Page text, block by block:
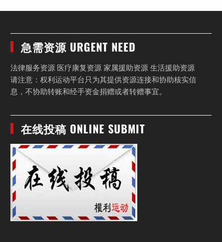
急需资源 URGENT NEED
法律服务资源 医疗康复资源 家属援助资源 生活援助资源
请注意：权利运动平台只为其提供资源连接和协助核实信
息，不协助转账和经手资金捐赠或者转赠事宜。
在线投稿 ONLINE SUBMIT